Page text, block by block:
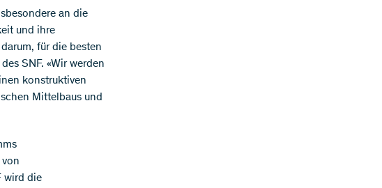
an die
und ihre
für die besten
SNF. «Wir werden
konstruktiven
Mittelbaus und
wird die